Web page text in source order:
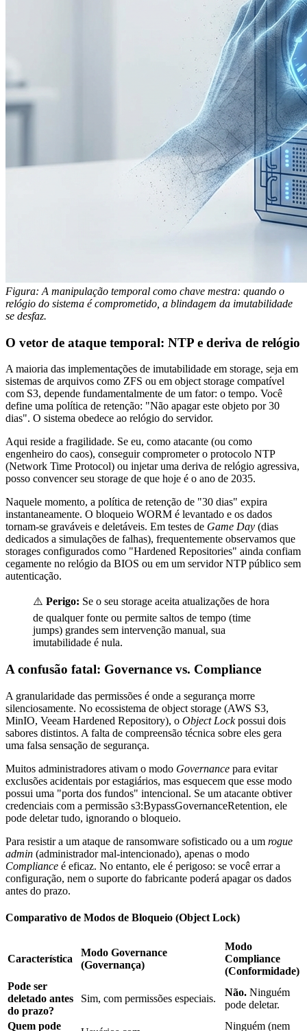
Figura: A manipulação temporal como chave mestra: quando o
relógio do sistema é comprometido, a blindagem da imutabilidade
se desfaz.
O vetor de ataque temporal: NTP e deriva de relógio
A maioria das implementações de imutabilidade em storage, seja em
sistemas de arquivos como ZFS ou em object storage compatível
com S3, depende fundamentalmente de um fator: o tempo. Você
define uma política de retenção: "Não apagar este objeto por 30
dias". O sistema obedece ao relógio do servidor.
Aqui reside a fragilidade. Se eu, como atacante (ou como
engenheiro do caos), conseguir comprometer o protocolo NTP
(Network Time Protocol) ou injetar uma deriva de relógio agressiva,
posso convencer seu storage de que hoje é o ano de 2035.
Naquele momento, a política de retenção de "30 dias" expira
instantaneamente. O bloqueio WORM é levantado e os dados
tornam-se graváveis e deletáveis. Em testes de Game Day (dias
dedicados a simulações de falhas), frequentemente observamos que
storages configurados como "Hardened Repositories" ainda confiam
cegamente no relógio da BIOS ou em um servidor NTP público sem
autenticação.
⚠️ Perigo: Se o seu storage aceita atualizações de hora
de qualquer fonte ou permite saltos de tempo (time
jumps) grandes sem intervenção manual, sua
imutabilidade é nula.
A confusão fatal: Governance vs. Compliance
A granularidade das permissões é onde a segurança morre
silenciosamente. No ecossistema de object storage (AWS S3,
MinIO, Veeam Hardened Repository), o Object Lockpossui dois
sabores distintos. A falta de compreensão técnica sobre eles gera
uma falsa sensação de segurança.
Muitos administradores ativam o modo Governance para evitar
exclusões acidentais por estagiários, mas esquecem que esse modo
possui uma "porta dos fundos" intencional. Se um atacante obtiver
credenciais com a permissão s3:BypassGovernanceRetention, ele
pode deletar tudo, ignorando o bloqueio.
Para resistir a um ataque de ransomware sofisticado ou a um rogue
admin (administrador mal-intencionado), apenas o modo
Compliance é eficaz. No entanto, ele é perigoso: se você errar a
configuração, nem o suporte do fabricante poderá apagar os dados
antes do prazo.
Comparativo de Modos de Bloqueio (Object Lock)
Característica
Modo Governance
(Governança)
Modo
Compliance
(Conformidade)
Pode ser
deletado antes
do prazo?
Sim, com permissões especiais.
Não. Ninguém
pode deletar.
Quem pode
Ninguém (nem